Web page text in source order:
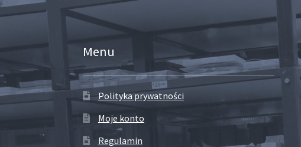
Menu
Polityka prywatności
Moje konto
Regulamin